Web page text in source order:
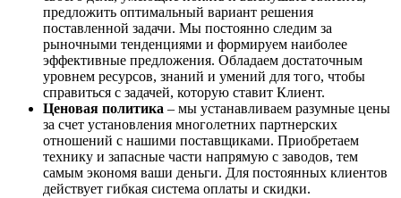
предложить оптимальный вариант решения
поставленной задачи. Мы постоянно следим за
рыночными тенденциями и формируем наиболее
эффективные предложения. Обладаем достаточным
уровнем ресурсов, знаний и умений для того, чтобы
справиться с задачей, которую ставит Клиент.
Ценовая политика – мы устанавливаем разумные цены
за счет установления многолетних партнерских
отношений с нашими поставщиками. Приобретаем
технику и запасные части напрямую с заводов, тем
самым экономя ваши деньги. Для постоянных клиентов
действует гибкая система оплаты и скидки.